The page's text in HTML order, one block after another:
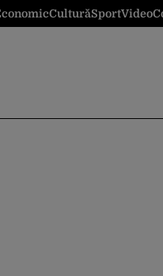
CulturăSportVideo